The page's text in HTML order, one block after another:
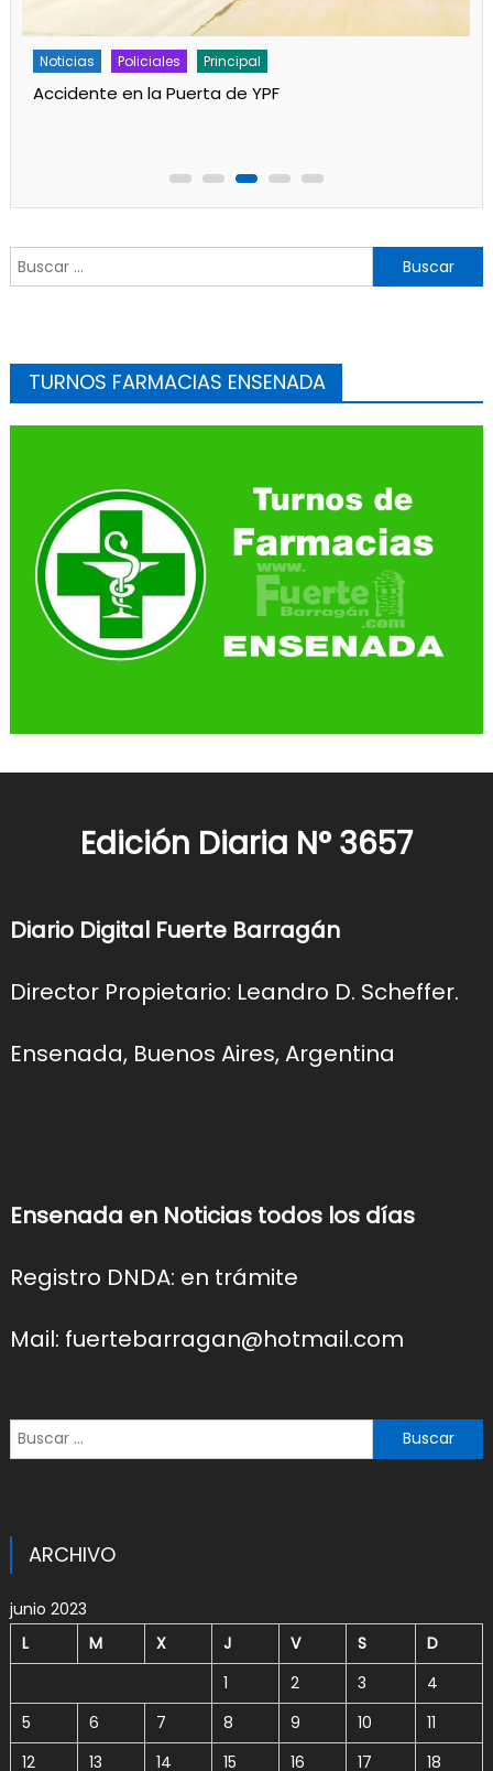
Policiales Principal
Un partido de fútbol en Progreso terminó con
Buscar:
TURNOS FARMACIAS ENSENADA
Edición Diaria N° 3657
Diario Digital Fuerte Barragán
Director Propietario: Leandro D. Scheffer.
Ensenada, Buenos Aires, Argentina
Ensenada en Noticias todos los días
Registro DNDA: en trámite
Mail: fuertebarragan@hotmail.com
Buscar:
ARCHIVO
junio 2023
L
M X J V S
D
1
2 3
4
5
6 7 8 9 10
11
12
13 14 15 16 17 18